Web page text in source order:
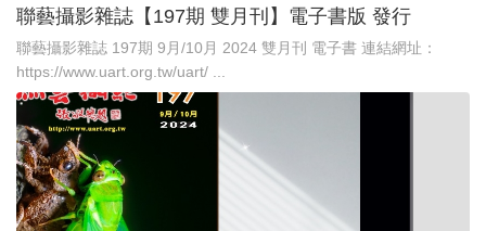
聯藝攝影雜誌【197期 雙月刊】電子書版 發行
聯藝攝影雜誌 197期 9月/10月 2024 雙月刊 電子書 連結網址：
https://www.uart.org.tw/uart/ ...